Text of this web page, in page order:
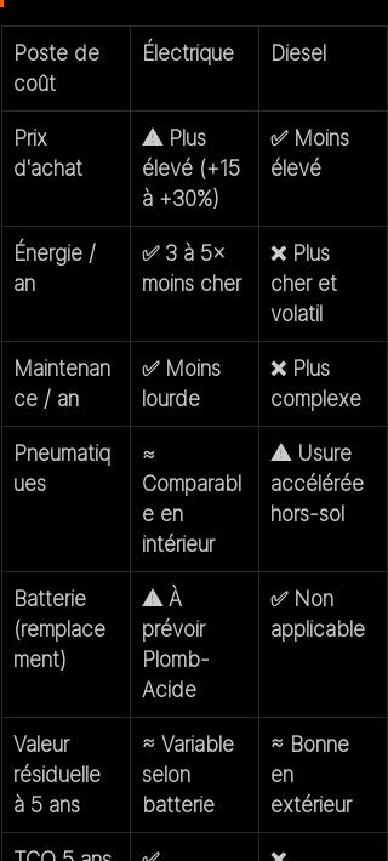
Poste de
coût
Électrique Diesel
Prix
d'achat
⚠️ Plus
élevé (+15
à +30%)
✅ Moins
élevé
Énergie /
an
✅ 3 à 5×
moins cher
❌ Plus
cher et
volatil
Maintenan
ce / an
✅ Moins
lourde
❌ Plus
complexe
Pneumatiq
ues
≈
Comparabl
e en
intérieur
⚠️ Usure
accélérée
hors-sol
Batterie
(remplace
ment)
⚠️ À
prévoir
Plomb-
Acide
✅ Non
applicable
Valeur
résiduelle
à 5 ans
≈ Variable
selon
batterie
≈ Bonne
en
extérieur